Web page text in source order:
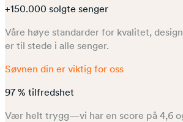
+150.000 solgte senger
Våre høye standarder for kvalitet,
er til stede i alle senger.
Søvnen din er viktig for oss
97 % tilfredshet
Vær helt trygg—vi har en score på 4,6